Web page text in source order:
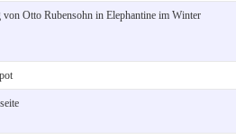
von Otto Rubensohn in Elephantine im Winter